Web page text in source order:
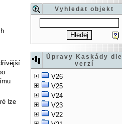
Vyhledat objekt
Úpravy Kaskády dle
verzí
V26
V25
V24
V23
V22
lze